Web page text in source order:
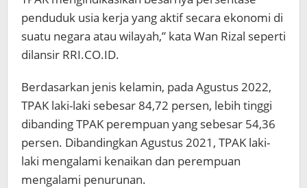
penduduk usia kerja yang aktif secara ekonomi di
suatu negara atau wilayah,” kata Wan Rizal seperti
dilansir RRI.CO.ID.
Berdasarkan jenis kelamin, pada Agustus 2022,
TPAK laki-laki sebesar 84,72 persen, lebih tinggi
dibanding TPAK perempuan yang sebesar 54,36
persen. Dibandingkan Agustus 2021, TPAK laki-
laki mengalami kenaikan dan perempuan
mengalami penurunan.